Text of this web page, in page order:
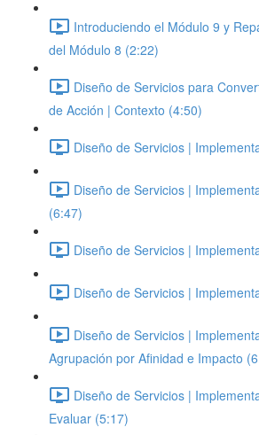
Introduciendo el Módulo 9 y
del Módulo 8 (2:22)
Diseño de Servicios para
de Acción | Contexto (4:50)
Diseño de Servicios |
Diseño de Servicios |
(6:47)
Diseño de Servicios |
Diseño de Servicios |
Diseño de Servicios |
Agrupación por Afinidad e Impacto
Diseño de Servicios |
Evaluar (5:17)